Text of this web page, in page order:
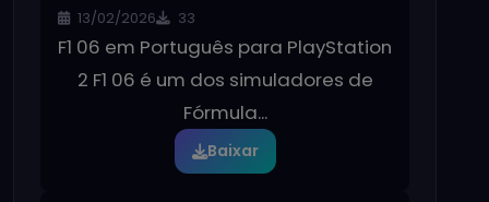
13/02/2026 33
F1 06 em Português para PlayStation
2 F1 06 é um dos simuladores de
Fórmula...
Baixar